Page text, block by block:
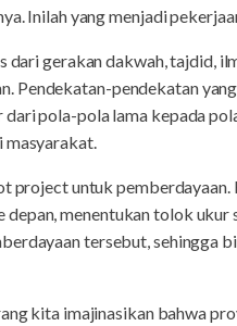
Inilah yang menjadi
gerakan dakwah, tajdid,
Pendekatan-pendekatan
pola-pola lama kepada
masyarakat.
project untuk pemberdayaan.
menentukan tolok
tersebut, sehingga
kita imajinasikan bahwa